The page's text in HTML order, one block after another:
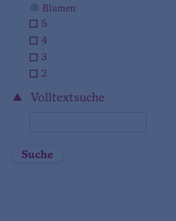
Blumen
5
4
3
2
Volltextsuche
Suche